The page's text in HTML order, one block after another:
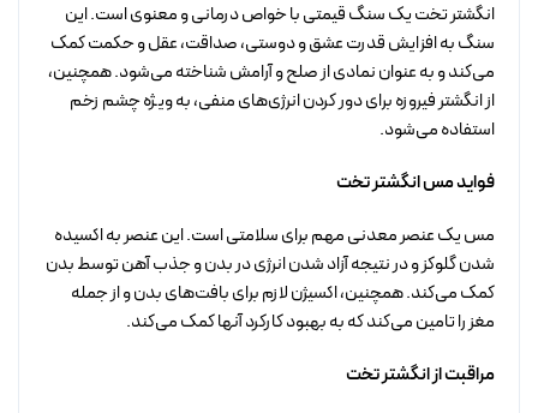
انگشتر تخت یک سنگ قیمتی با خواص درمانی و معنوی است. این
سنگ به افزایش قدرت عشق و دوستی، صداقت، عقل و حکمت کمک
می‌کند و به عنوان نمادی از صلح و آرامش شناخته می‌شود. همچنین،
از انگشتر فیروزه برای دور کردن انرژی‌های منفی، به ویژه چشم زخم
استفاده می‌شود.
فواید مس انگشتر تخت
مس یک عنصر معدنی مهم برای سلامتی است. این عنصر به اکسیده
شدن گلوکز و در نتیجه آزاد شدن انرژی در بدن و جذب آهن توسط بدن
کمک می‌کند. همچنین، اکسیژن لازم برای بافت‌های بدن و از جمله
مغز را تامین می‌کند که به بهبود کارکرد آنها کمک می‌کند.
مراقبت از انگشتر تخت